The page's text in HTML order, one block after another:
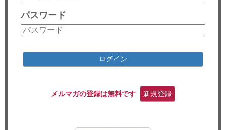
コンサルティング
リサーチ
パスワード
ログイン
メルマガの登録は無料です 新規登録